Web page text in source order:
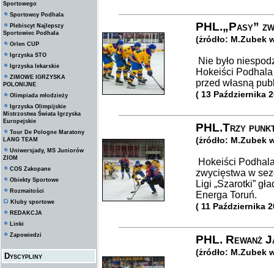
Sportowego
Sportowcy Podhala
Plebiscyt Najlepszy
Sportowiec Podhala
Orlen CUP
Igrzyska STO
Igrzyska lekarskie
ZIMOWE IGRZYSKA
POLONIJNE
Olimpiada młodzieży
Igrzyska Olimpijskie
Mistrzostwa Świata Igrzyska
Europejskie
Tour De Pologne Maratony
LANG TEAM
Uniwersjady, MS Juniorów
ZIOM
COS Zakopane
Obiekty Sportowe
Rozmaitości
Kluby sportowe
REDAKCJA
Linki
Zapowiedzi
Dyscypliny
PHL.„Pasy”
(żródło: M.Zubek
Nie było
Hokeiści
przed własną
( 13 Października
PHL.Trzy
(żródło: M.Zubek
Hokeiści
zwycięstwa w
Ligi „Szarotki”
Energa Toruń.
( 11 Października
PHL. Rewanż
(żródło: M.Zubek